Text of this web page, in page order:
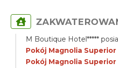
M Boutique Hotel*****
Pokój Magnolia
Pokój Magnolia Superior